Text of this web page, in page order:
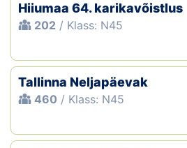
Hiiumaa 64. karikavõistlus
202 / Klass: N45
Tallinna Neljapäevak
460 / Klass: N45